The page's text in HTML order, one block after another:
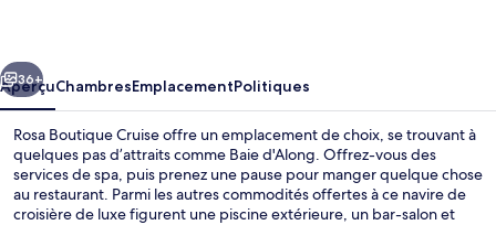
Suivant
36+
AperçuChambresEmplacementPolitiques
Rosa Boutique Cruise offre un emplacement de choix, se trouvant à
quelques pas d’attraits comme Baie d'Along. Offrez-vous des
services de spa, puis prenez une pause pour manger quelque chose
au restaurant. Parmi les autres commodités offertes à ce navire de
croisière de luxe figurent une piscine extérieure, un bar-salon et